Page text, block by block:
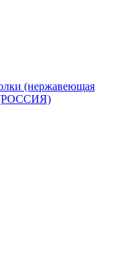
(нержавеющая
(РОССИЯ)